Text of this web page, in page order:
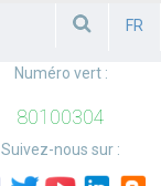
FR
Numéro vert :
80100304
Suivez-nous sur :